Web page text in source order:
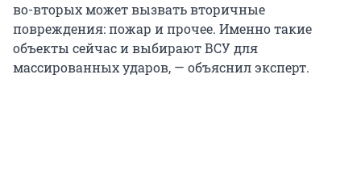
во-вторых может вызвать вторичные
повреждения: пожар и прочее. Именно такие
объекты сейчас и выбирают ВСУ для
массированных ударов, — объяснил эксперт.